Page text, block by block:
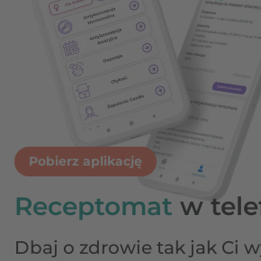
Pobierz aplikację
Receptomat w
Dbaj o zdrowie tak jak Ci